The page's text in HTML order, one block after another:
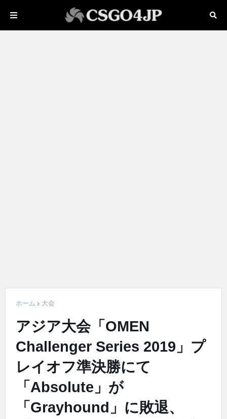
ホーム 大会
アジア大会「OMEN
Challenger Series 2019」プ
レイオフ準決勝にて
「Absolute」が
「Grayhound」に敗退、